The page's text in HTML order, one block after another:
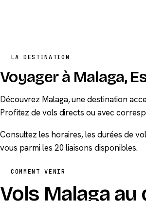
LA DESTINATION
Voyager à Malaga,
Découvrez Malaga, une destination
Profitez de vols directs ou avec
Consultez les horaires, les durées de
vous parmi les 20 liaisons disponibles.
COMMENT VENIR
Vols Malaga